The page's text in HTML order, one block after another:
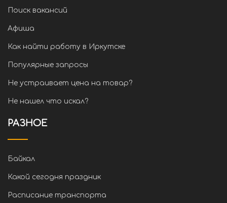
Поиск вакансий
Афиша
Как найти работу в Иркутске
Популярные запросы
Не устраивает цена на товар?
Не нашел что искал?
РАЗНОЕ
Байкал
Какой сегодня праздник
Расписание транспорта